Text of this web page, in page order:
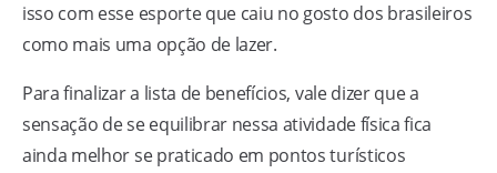
isso com esse esporte que caiu no gosto dos brasileiros
como mais uma opção de lazer.
Para finalizar a lista de benefícios, vale dizer que a
sensação de se equilibrar nessa atividade física fica
ainda melhor se praticado em pontos turísticos